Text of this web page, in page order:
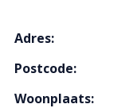
Adres:
Postcode:
Woonplaats: